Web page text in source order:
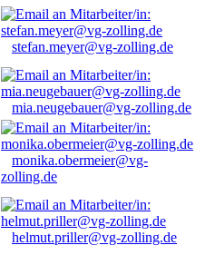
stefan.meyer@vg-zolling.de
mia.neugebauer@vg-zolling.de
monika.obermeier@vg-
zolling.de
helmut.priller@vg-zolling.de